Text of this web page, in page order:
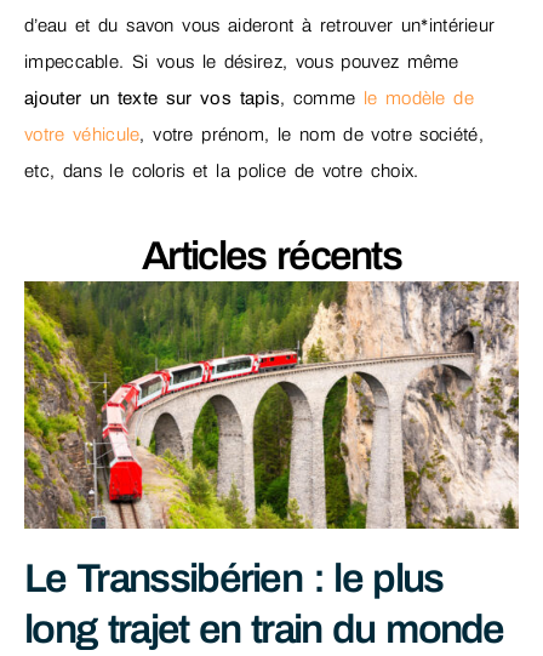
d’eau et du savon vous aideront à retrouver un*intérieur
impeccable. Si vous le désirez, vous pouvez même
ajouter un texte sur vos tapis, comme le modèle de
votre véhicule, votre prénom, le nom de votre société,
etc, dans le coloris et la police de votre choix.
Articles récents
Le Transsibérien : le plus
long trajet en train du monde